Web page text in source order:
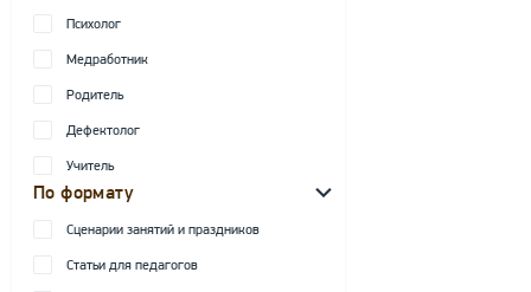
Психолог
Медработник
Родитель
Дефектолог
Учитель
По формату
Сценарии занятий и праздников
Статьи для педагогов